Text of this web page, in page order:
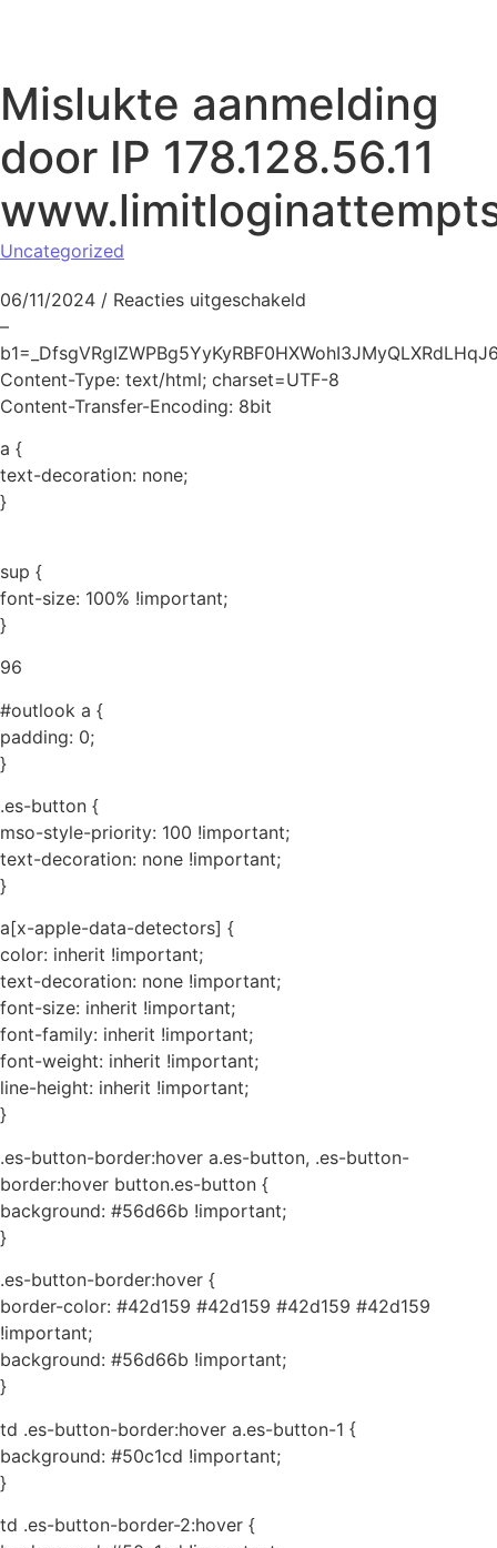
Mislukte aanmelding
door IP 178.128.56.11
Uncategorized
06/11/2024 / Reacties uitgeschakeld
–
Content-Type: text/html; charset=UTF-8
Content-Transfer-Encoding: 8bit
a {
text-decoration: none;
}
sup {
font-size: 100% !important;
}
96
#outlook a {
padding: 0;
}
.es-button {
mso-style-priority: 100 !important;
text-decoration: none !important;
}
a[x-apple-data-detectors] {
color: inherit !important;
text-decoration: none !important;
font-size: inherit !important;
font-family: inherit !important;
font-weight: inherit !important;
line-height: inherit !important;
}
.es-button-border:hover a.es-button, .es-button-
border:hover button.es-button {
background: #56d66b !important;
}
.es-button-border:hover {
border-color: #42d159 #42d159 #42d159 #42d159
!important;
background: #56d66b !important;
}
td .es-button-border:hover a.es-button-1 {
background: #50c1cd !important;
}
td .es-button-border-2:hover {